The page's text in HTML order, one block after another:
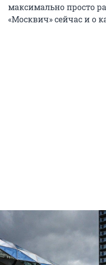
максимально просто
«Москвич» сейчас и о